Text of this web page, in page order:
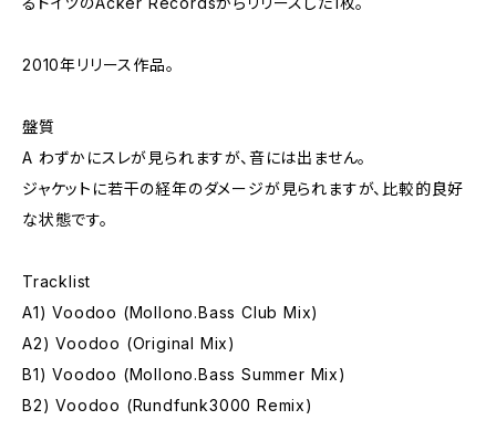
2010年リリース作品。
盤質
A わずかにスレが見られますが、音には出ません。
ジャケットに若干の経年のダメージが見られますが、比較的良好
な状態です。
Tracklist
A1) Voodoo (Mollono.Bass Club Mix)
A2) Voodoo (Original Mix)
B1) Voodoo (Mollono.Bass Summer Mix)
B2) Voodoo (Rundfunk3000 Remix)